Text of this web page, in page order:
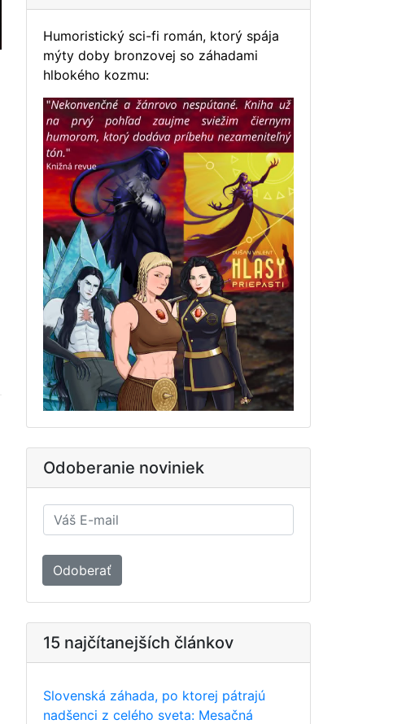
Humoristický sci-fi román, ktorý spája
mýty doby bronzovej so záhadami
hlbokého kozmu:
Odoberanie noviniek
Odoberať
15 najčítanejších článkov
Slovenská záhada, po ktorej pátrajú
nadšenci z celého sveta: Mesačná